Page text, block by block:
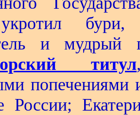
и мудрый
титул
попечениями
России;